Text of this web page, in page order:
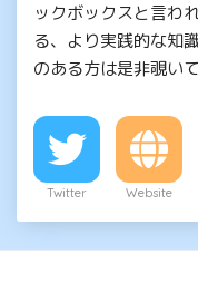
ックボックスと言わ
る、より実践的な知
のある方は是非覗い
Twitter Website